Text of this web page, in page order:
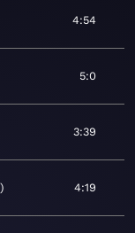
4:54
5:0
3:39
4:19